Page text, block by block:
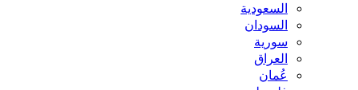
السعودية
السودان
سورية
العراق
عُمان